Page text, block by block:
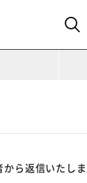
ら返信いたしま